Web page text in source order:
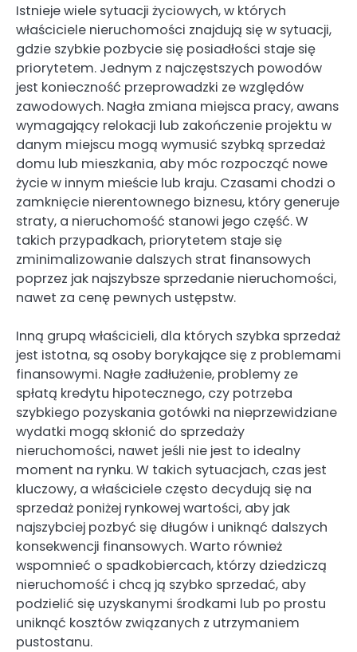
Istnieje wiele sytuacji życiowych, w których
właściciele nieruchomości znajdują się w sytuacji,
gdzie szybkie pozbycie się posiadłości staje się
priorytetem. Jednym z najczęstszych powodów
jest konieczność przeprowadzki ze względów
zawodowych. Nagła zmiana miejsca pracy, awans
wymagający relokacji lub zakończenie projektu w
danym miejscu mogą wymusić szybką sprzedaż
domu lub mieszkania, aby móc rozpocząć nowe
życie w innym mieście lub kraju. Czasami chodzi o
zamknięcie nierentownego biznesu, który generuje
straty, a nieruchomość stanowi jego część. W
takich przypadkach, priorytetem staje się
zminimalizowanie dalszych strat finansowych
poprzez jak najszybsze sprzedanie nieruchomości,
nawet za cenę pewnych ustępstw.
Inną grupą właścicieli, dla których szybka sprzedaż
jest istotna, są osoby borykające się z problemami
finansowymi. Nagłe zadłużenie, problemy ze
spłatą kredytu hipotecznego, czy potrzeba
szybkiego pozyskania gotówki na nieprzewidziane
wydatki mogą skłonić do sprzedaży
nieruchomości, nawet jeśli nie jest to idealny
moment na rynku. W takich sytuacjach, czas jest
kluczowy, a właściciele często decydują się na
sprzedaż poniżej rynkowej wartości, aby jak
najszybciej pozbyć się długów i uniknąć dalszych
konsekwencji finansowych. Warto również
wspomnieć o spadkobiercach, którzy dziedziczą
nieruchomość i chcą ją szybko sprzedać, aby
podzielić się uzyskanymi środkami lub po prostu
uniknąć kosztów związanych z utrzymaniem
pustostanu.